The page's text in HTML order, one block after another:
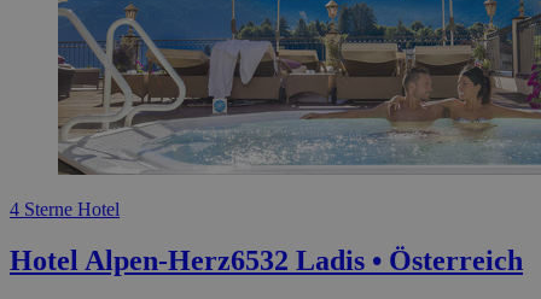
4 Sterne Hotel
Hotel Alpen-Herz6532 Ladis • Österreich